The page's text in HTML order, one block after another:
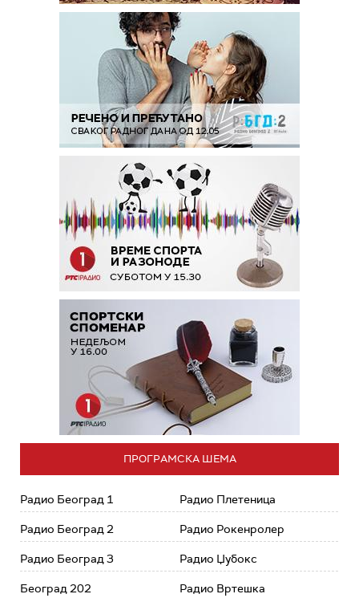
ПРОГРАМСКА ШЕМА
Радио Београд 1
Радио Београд 2
Радио Београд 3
Београд 202
Радио Плетеница
Радио Рокенролер
Радио Џубокс
Радио Вртешка